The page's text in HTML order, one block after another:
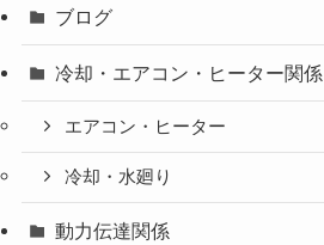
ブログ
冷却・エアコン・ヒーター関係
エアコン・ヒーター
冷却・水廻り
動力伝達関係